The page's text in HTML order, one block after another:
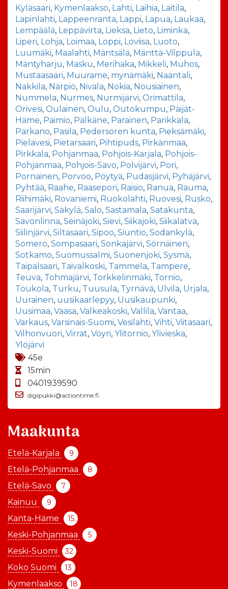
Kyläsaari, Kymenlaakso, Lahti, Laihia, Laitila,
Lapinlahti, Lappeenranta, Lappi, Lapua, Laukaa,
Lempäälä, Leppävirta, Lieksa, Lieto, Liminka,
Liperi, Lohja, Loimaa, Loppi, Loviisa, Luoto,
Luumäki, Maalahti, Mäntsälä, Mänttä-Vilppula,
Mäntyharju, Masku, Merihaka, Mikkeli, Muhos,
Mustaasaari, Muurame, mynämäki, Naantali,
Nakkila, Närpiö, Nivala, Nokia, Nousiainen,
Nummela, Nurmes, Nurmijärvi, Orimattila,
Orivesi, Oulainen, Oulu, Outokumpu, Päijät-
Häme, Paimio, Pälkäne, Parainen, Parikkala,
Parkano, Pasila, Pedersören kunta, Pieksämäki,
Pielavesi, Pietarsaari, Pihtipuds, Pirkanmaa,
Pirkkala, Pohjanmaa, Pohjois-Karjala, Pohjois-
Pohjanmaa, Pohjois-Savo, Polvijärvi, Pori,
Pornainen, Porvoo, Pöytyä, Pudasjärvi, Pyhäjärvi,
Pyhtää, Raahe, Raasepori, Raisio, Ranua, Rauma,
Riihimäki, Rovaniemi, Ruokolahti, Ruovesi, Rusko,
Saarijärvi, Säkylä, Salo, Sastamala, Satakunta,
Savonlinna, Seinäjoki, Sievi, Siikajoki, Siikalatva,
Siilinjärvi, Siltasaari, Sipoo, Siuntio, Sodankylä,
Somero, Sompasaari, Sonkajärvi, Sörnäinen,
Sotkamo, Suomussalmi, Suonenjoki, Sysmä,
Taipalsaari, Taivalkoski, Tammela, Tampere,
Teuva, Tohmajärvi, Torkkelinmäki, Tornio,
Toukola, Turku, Tuusula, Tyrnävä, Ulvila, Urjala,
Uurainen, uusikaarlepyy, Uusikaupunki,
Uusimaa, Vaasa, Valkeakoski, Vallila, Vantaa,
Varkaus, Varsinais-Suomi, Vesilahti, Vihti, Viitasaari,
Vilhonvuori, Virrat, Vöyri, Ylitornio, Ylivieska,
Ylöjärvi
45e
15min
0401939590
digipukki@actiontime.fi
Maakunta
Etelä-Karjala 9
Etelä-Pohjanmaa 8
Etelä-Savo 7
Kainuu 9
Kanta-Häme 15
Keski-Pohjanmaa 5
Keski-Suomi 32
Koko Suomi 13
Kymenlaakso 18